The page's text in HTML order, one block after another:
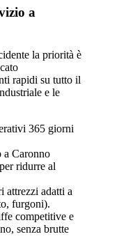
a
la priorità è
rapidi su tutto il
e le
365 giorni
Caronno
ridurre al
attrezzi adatti a
furgoni).
competitive e
senza brutte